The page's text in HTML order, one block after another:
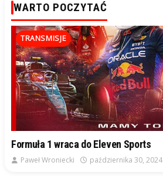
WARTO POCZYTAĆ
TRANSMISJE
Formuła 1 wraca do Eleven Sports
Paweł Wroniecki października 30, 2024